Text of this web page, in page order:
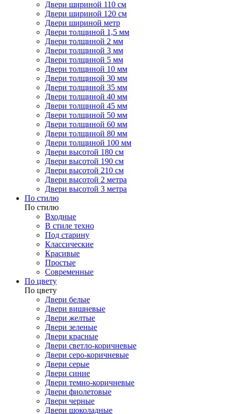
Двери шириной 110 см
Двери шириной 120 см
Двери шириной метр
Двери толщиной 1,5 мм
Двери толщиной 2 мм
Двери толщиной 3 мм
Двери толщиной 5 мм
Двери толщиной 10 мм
Двери толщиной 30 мм
Двери толщиной 35 мм
Двери толщиной 40 мм
Двери толщиной 45 мм
Двери толщиной 50 мм
Двери толщиной 60 мм
Двери толщиной 80 мм
Двери толщиной 100 мм
Двери высотой 180 см
Двери высотой 190 см
Двери высотой 210 см
Двери высотой 2 метра
Двери высотой 3 метра
По стилю
По стилю
Входные
В стиле техно
Под старину
Классические
Красивые
Простые
Современные
По цвету
По цвету
Двери белые
Двери вишневые
Двери желтые
Двери зеленые
Двери красные
Двери светло-коричневые
Двери серо-коричневые
Двери серые
Двери синие
Двери темно-коричневые
Двери фиолетовые
Двери черные
Двери шоколадные